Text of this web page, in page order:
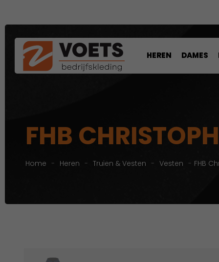
HEREN DAMES
FHB CHRISTOPH
Home - Heren - Truien & Vesten - Vesten - FHB